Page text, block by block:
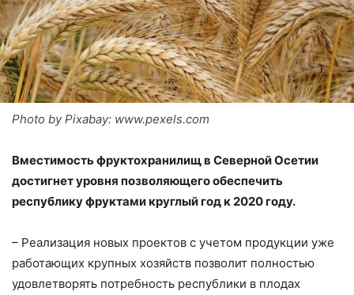
Photo by Pixabay: www.pexels.com
Вместимость фруктохранилищ в Северной Осетии
достигнет уровня позволяющего обеспечить
республику фруктами круглый год к 2020 году.
– Реализация новых проектов с учетом продукции уже
работающих крупных хозяйств позволит полностью
удовлетворять потребность республики в плодах